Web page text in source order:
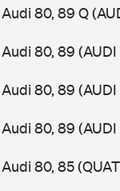
Audi 80, 89 Q
Audi 80, 89
Audi 80, 89
Audi 80, 89
Audi 80, 85